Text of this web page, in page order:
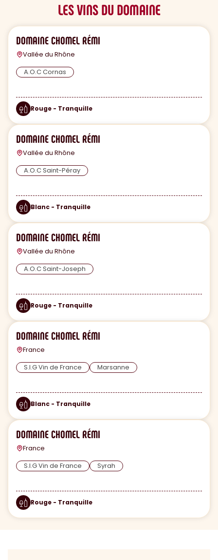
LES VINS DU DOMAINE
DOMAINE CHOMEL RÉMI
Vallée du Rhône
A.O.C Cornas
Rouge - Tranquille
DOMAINE CHOMEL RÉMI
Vallée du Rhône
A.O.C Saint-Péray
Blanc - Tranquille
DOMAINE CHOMEL RÉMI
Vallée du Rhône
A.O.C Saint-Joseph
Rouge - Tranquille
DOMAINE CHOMEL RÉMI
France
S.I.G Vin de France
Marsanne
Blanc - Tranquille
DOMAINE CHOMEL RÉMI
France
S.I.G Vin de France
Syrah
Rouge - Tranquille